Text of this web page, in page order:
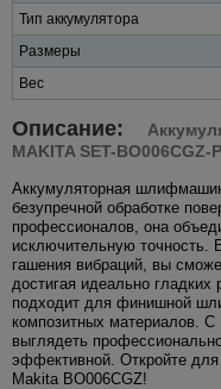
Тип аккумулятора
Размеры
Вес
Описание:
MAKITA SET-BO006CGZ-
Аккумуляторная
безупречной обработке
профессионалов, она
исключительную точность.
гашения вибраций, вы
достигая идеально
подходит для финишной
композитных материалов.
выглядеть
эффективной. Откройте
Makita BO006CGZ!